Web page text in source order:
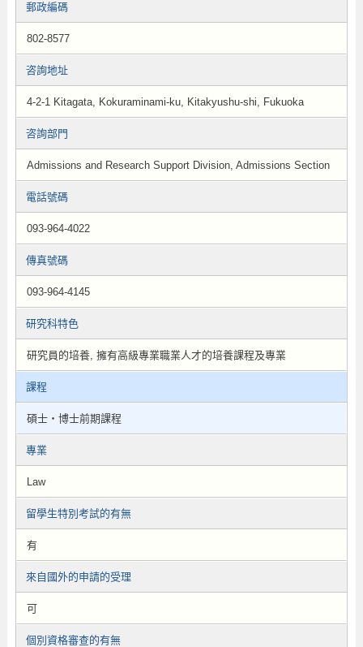
郵政編碼
802-8577
咨詢地址
4-2-1 Kitagata, Kokuraminami-ku, Kitakyushu-shi, Fukuoka
咨詢部門
Admissions and Research Support Division, Admissions Section
電話號碼
093-964-4022
傳真號碼
093-964-4145
研究科特色
研究員的培養, 擁有高級專業職業人才的培養課程及專業
課程
碩士・博士前期課程
專業
Law
留學生特別考試的有無
有
來自國外的申請的受理
可
個別資格審查的有無